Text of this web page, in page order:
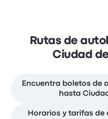
Rutas de
Ciudad
Encuentra boletos de
hasta
Horarios y tarifas de